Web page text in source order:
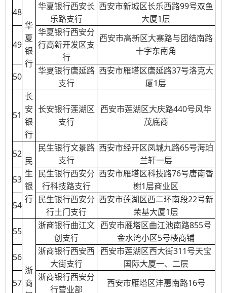
48
华
夏
银
行
华夏银行西安长
乐路支行
西安市新城区长乐西路99号双鱼
大厦1层
49
华夏银行西安分
行高新开发区支
行
西安市高新区大寨路与团结南路
十字东南角
50
华夏银行唐延路
支行
西安市雁塔区唐延路37号洛克大
厦1层
51
长
安
银
行
长安银行莲湖区
支行
西安市莲湖区大庆路440号风华
茂底商
52
民
生
银
行
民生银行文景路
支行
西安市经开区凤城九路65号海珀
兰轩一层
53
民生银行西安分
行科技路支行
西安市雁塔区科技路76号唐南香
榭1层商业区
54
民生银行西安分
行土门支行
西安市莲湖区西二环南段22号新
荣基大厦1层
55
浙
商
浙商银行曲江文
创支行
西安市雁塔区曲江池南路855号
金水湾小区5号楼商铺
56
浙商银行西安西
大街支行
西安市莲湖区西大街311号天宝
国际大厦一、二层
57
浙商银行西安分
行营业部
西安市雁塔区沣惠南路16号